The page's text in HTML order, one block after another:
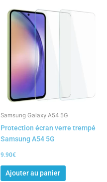
Samsung Galaxy A54 5G
Protection écran verre trempé
Samsung A54 5G
9.90€
Ajouter au panier